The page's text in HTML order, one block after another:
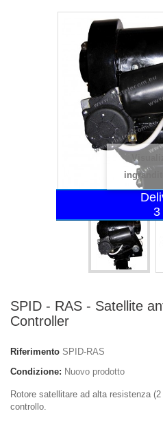
3
ingrandito
SPID - RAS - Satellite
Controller
Riferimento SPID-RAS
Condizione: Nuovo prodotto
Rotore satellitare ad alta resistenza
controllo.